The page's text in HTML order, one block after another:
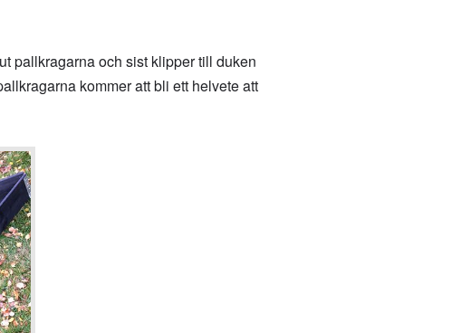
pallkragarna och sist klipper till duken
kommer att bli ett helvete att